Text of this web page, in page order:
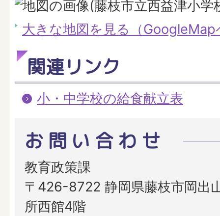
大きな地図を見る（GoogleMap
関連リンク
小・中学校の給食献立表
お問い合わせ
教育政策課
〒426-8722 静岡県藤枝市岡出
所西館4階